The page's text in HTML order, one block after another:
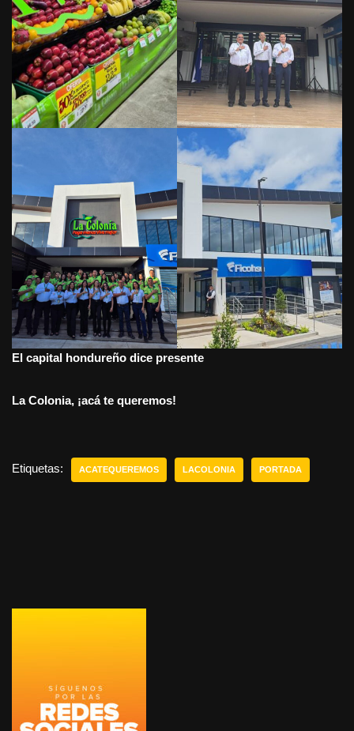
El capital hondureño dice presente
La Colonia, ¡acá te queremos!
Etiquetas: ACATEQUEREMOS LACOLONIA PORTADA